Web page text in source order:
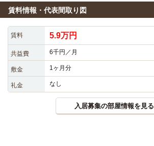
賃料情報・代表間取り図
賃料 5.9万円
共益費 6千円／月
敷金 1ヶ月分
礼金 なし
入居募集の部屋情報を見る